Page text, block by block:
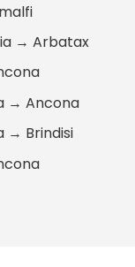
→ Arbatax
→ Ancona
→ Brindisi